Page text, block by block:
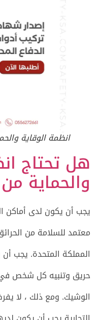
انظمة الوقاية
هل تحتاج
والحماية
يجب أن يكون لدى أماكن
معتمد للسلامة من
المملكة المتحدة. يجب أن
حريق وتنبيه كل شخص في
الوشيك. ومع ذلك ، لا